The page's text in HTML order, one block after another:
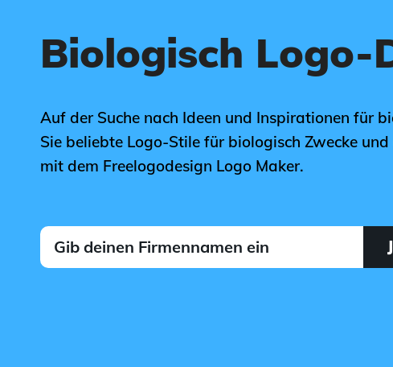
Biologisch Logo-
Auf der Suche nach Ideen und Inspirationen für
Sie beliebte Logo-Stile für biologisch Zwecke und
mit dem Freelogodesign Logo Maker.